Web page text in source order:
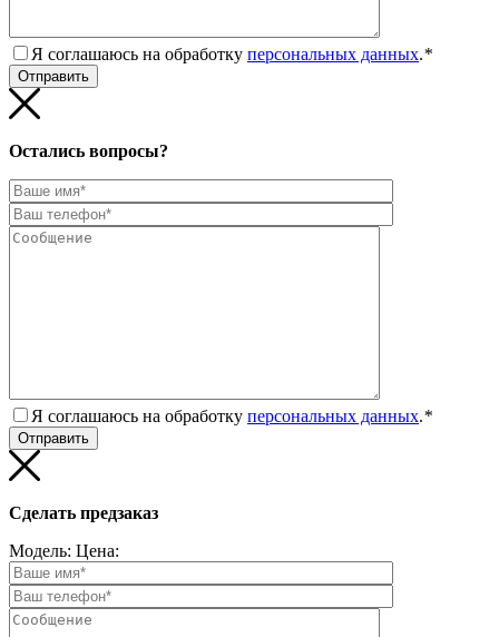
Я соглашаюсь на обработку персональных данных.*
Остались вопросы?
Я соглашаюсь на обработку персональных данных.*
Сделать предзаказ
Модель: Цена: